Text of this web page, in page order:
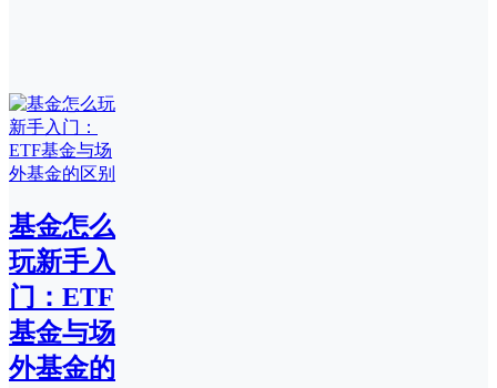
基金怎么
玩新手入
门：ETF
基金与场
外基金的